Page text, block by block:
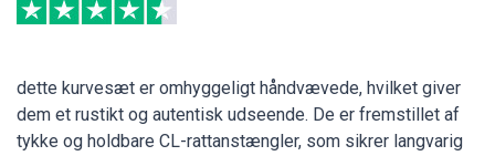
dette kurvesæt er omhyggeligt håndvævede, hvilket giver
dem et rustikt og autentisk udseende. De er fremstillet af
tykke og holdbare CL-rattanstængler, som sikrer langvarig